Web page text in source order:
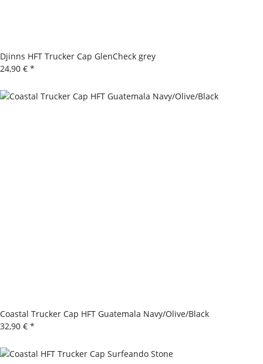
Djinns HFT Trucker Cap GlenCheck grey
24,90 € *
Coastal Trucker Cap HFT Guatemala Navy/Olive/Black
32,90 € *